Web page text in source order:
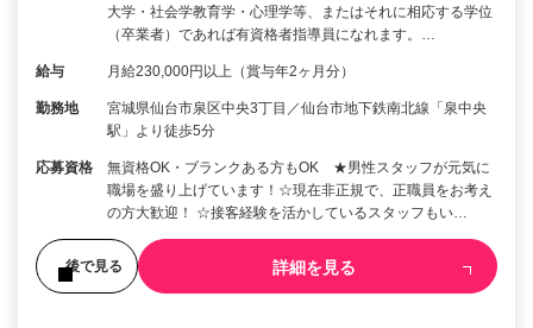
大学・社会学教育学・心理学等、またはそれに相応する学位
（卒業者）であれば有資格者指導員になれます。…
給与 月給230,000円以上（賞与年2ヶ月分）
勤務地
宮城県仙台市泉区中央3丁目／仙台市地下鉄南北線「泉中央
駅」より徒歩5分
応募資格
無資格OK・ブランクある方もOK ★男性スタッフが元気に
職場を盛り上げています！☆現在非正規で、正職員をお考え
の方大歓迎！ ☆接客経験を活かしているスタッフもい…
後で見る 詳細を見る